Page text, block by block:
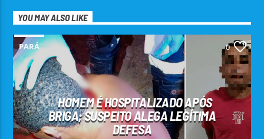
YOU MAY ALSO LIKE
PARÁ 0
HOMEM É HOSPITALIZADO APÓS
BRIGA; SUSPEITO ALEGA LEGÍTIMA
DEFESA